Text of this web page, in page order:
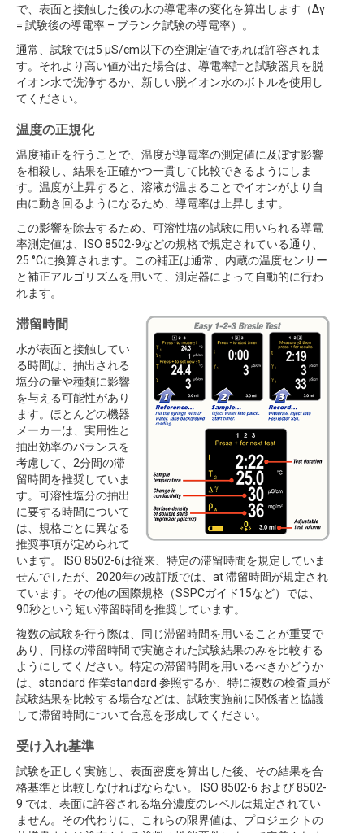
で、表面と接触した後の水の導電率の変化を算出します（∆γ
= 試験後の導電率 – ブランク試験の導電率）。
通常、試験では5 µS/cm以下の空測定値であれば許容されま
す。それより高い値が出た場合は、導電率計と試験器具を脱
イオン水で洗浄するか、新しい脱イオン水のボトルを使用し
てください。
温度の正規化
温度補正を行うことで、温度が導電率の測定値に及ぼす影響
を相殺し、結果を正確かつ一貫して比較できるようにしま
す。温度が上昇すると、溶液が温まることでイオンがより自
由に動き回るようになるため、導電率は上昇します。
この影響を除去するため、可溶性塩の試験に用いられる導電
率測定値は、ISO 8502-9などの規格で規定されている通り、
25 °Cに換算されます。この補正は通常、内蔵の温度センサー
と補正アルゴリズムを用いて、測定器によって自動的に行わ
れます。
滞留時間
水が表面と接触してい
る時間は、抽出される
塩分の量や種類に影響
を与える可能性があり
ます。ほとんどの機器
メーカーは、実用性と
抽出効率のバランスを
考慮して、2分間の滞
留時間を推奨していま
す。可溶性塩分の抽出
に要する時間について
は、規格ごとに異なる
推奨事項が定められて
います。 ISO 8502-6は従来、特定の滞留時間を規定していま
せんでしたが、2020年の改訂版では、at 滞留時間が規定され
ています。その他の国際規格（SSPCガイド15など）では、
90秒という短い滞留時間を推奨しています。
複数の試験を行う際は、同じ滞留時間を用いることが重要で
あり、同様の滞留時間で実施された試験結果のみを比較する
ようにしてください。特定の滞留時間を用いるべきかどうか
は、standard 作業standard 参照するか、特に複数の検査員が
試験結果を比較する場合などは、試験実施前に関係者と協議
して滞留時間について合意を形成してください。
受け入れ基準
試験を正しく実施し、表面密度を算出した後、その結果を合
格基準と比較しなければならない。 ISO 8502-6 および 8502-
9 では、表面に許容される塩分濃度のレベルは規定されてい
ません。その代わりに、これらの限界値は、プロジェクトの